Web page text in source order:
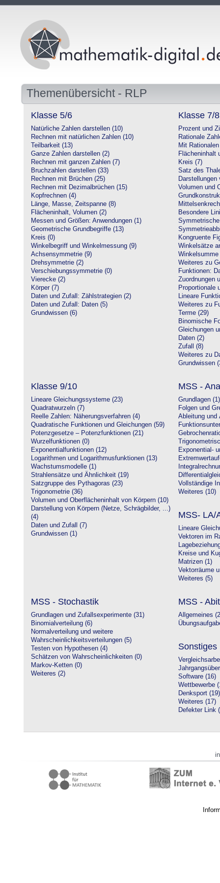
Themenübersicht - RLP
Klasse 5/6
Natürliche Zahlen darstellen (10)
Rechnen mit natürlichen Zahlen (10)
Teilbarkeit (13)
Ganze Zahlen darstellen (2)
Rechnen mit ganzen Zahlen (7)
Bruchzahlen darstellen (33)
Rechnen mit Brüchen (25)
Rechnen mit Dezimalbrüchen (15)
Kopfrechnen (4)
Länge, Masse, Zeitspanne (8)
Flächeninhalt, Volumen (2)
Messen und Größen: Anwendungen (1)
Geometrische Grundbegriffe (13)
Kreis (0)
Winkelbegriff und Winkelmessung (9)
Achsensymmetrie (9)
Drehsymmetrie (2)
Verschiebungssymmetrie (0)
Vierecke (2)
Körper (7)
Daten und Zufall: Zählstrategien (2)
Daten und Zufall: Daten (5)
Grundwissen (6)
Klasse 7/8
Prozent und
Rationale
Mit
Flächeninhalt
Kreis (7)
Satz des
Darstellungen
Volumen und
Besondere
Kongruente
Winkelsätze
Weiteres zu
Funktionen:
Zuordnungen
Proportionale
Lineare
Weiteres zu
Terme (29)
Binomische
Gleichungen
Daten (2)
Zufall (8)
Weiteres zu
Grundwissen
Klasse 9/10
Lineare Gleichungssysteme (23)
Quadratwurzeln (7)
Reelle Zahlen: Näherungsverfahren (4)
Quadratische Funktionen und Gleichungen (59)
Potenzgesetze – Potenzfunktionen (21)
Wurzelfunktionen (0)
Exponentialfunktionen (12)
Logarithmen und Logarithmusfunktionen (13)
Wachstumsmodelle (1)
Strahlensätze und Ähnlichkeit (19)
Satzgruppe des Pythagoras (23)
Trigonometrie (36)
Volumen und Oberflächeninhalt von Körpern (10)
Darstellung von Körpern (Netze, Schrägbilder, ...)
(4)
Daten und Zufall (7)
Grundwissen (1)
MSS -
Grundlagen (1)
Folgen und
Ableitung und
Exponential-
Vollständige
Weiteres (10)
MSS- LA/
Lineare
Vektoren im
Kreise und
Matrizen (1)
Vektorräume
Weiteres (5)
MSS - Stochastik
Grundlagen und Zufallsexperimente (31)
Binomialverteilung (6)
Normalverteilung und weitere
Wahrscheinlichkeitsverteilungen (5)
Testen von Hypothesen (4)
Schätzen von Wahrscheinlichkeiten (0)
Markov-Ketten (0)
Weiteres (2)
MSS -
Allgemeines
Sonstiges
Software (16)
Wettbewerbe
Denksport (19)
Weiteres (17)
Defekter Link